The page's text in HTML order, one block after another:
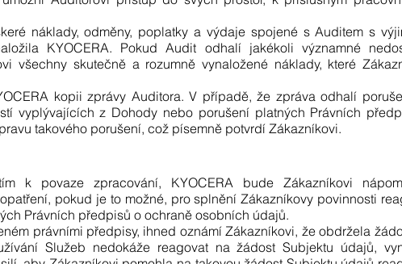
náklady, odměny, poplatky a výdaje spojené s Auditem s
KYOCERA. Pokud Audit odhalí jakékoli významné
všechny skutečně a rozumně vynaložené náklady, které
kopii zprávy Auditora. V případě, že zpráva odhalí
vyplývajících z Dohody nebo porušení platných Právních
takového porušení, což písemně potvrdí Zákazníkovi.
k povaze zpracování, KYOCERA bude Zákazníkovi
pokud je to možné, pro splnění Zákazníkovy povinnosti
Právních předpisů o ochraně osobních údajů.
právními předpisy, ihned oznámí Zákazníkovi, že obdržela
Služeb nedokáže reagovat na žádost Subjektu údajů,